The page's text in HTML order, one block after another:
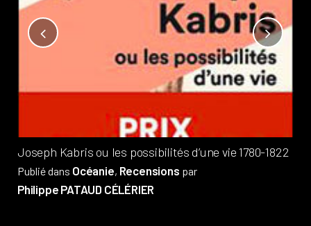
Joseph Kabris ou les possibilités d’une vie 1780-1822
Publié dans Océanie, Recensions par
Philippe PATAUD CÉLÉRIER